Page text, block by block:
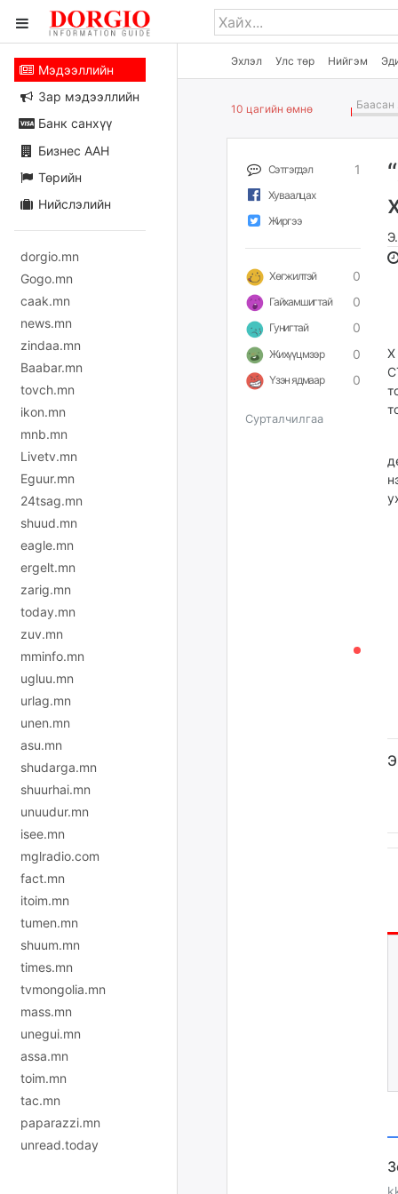
Эхлэл Улс төр Нийгэм
Мэдээллийн
Зар мэдээллийн
Банк санхүү
Бизнес ААН
Төрийн
Нийслэлийн
dorgio.mn
Gogo.mn
caak.mn
news.mn
zindaa.mn
Baabar.mn
tovch.mn
ikon.mn
mnb.mn
Livetv.mn
Eguur.mn
24tsag.mn
shuud.mn
eagle.mn
ergelt.mn
zarig.mn
today.mn
zuv.mn
mminfo.mn
ugluu.mn
urlag.mn
unen.mn
asu.mn
shudarga.mn
shuurhai.mn
unuudur.mn
isee.mn
mglradio.com
fact.mn
itoim.mn
tumen.mn
shuum.mn
times.mn
tvmongolia.mn
mass.mn
unegui.mn
assa.mn
toim.mn
tac.mn
paparazzi.mn
unread.today
10 цагийн өмнө Баасан
Сэтгэгдэл 1
Хуваалцах
Жиргээ
Хөгжилтэй 0
Гайхамшигтай 0
Гунигтай 0
Жихүүцмээр 0
Үзэн ядмаар 0
Сурталчилгаа
Х